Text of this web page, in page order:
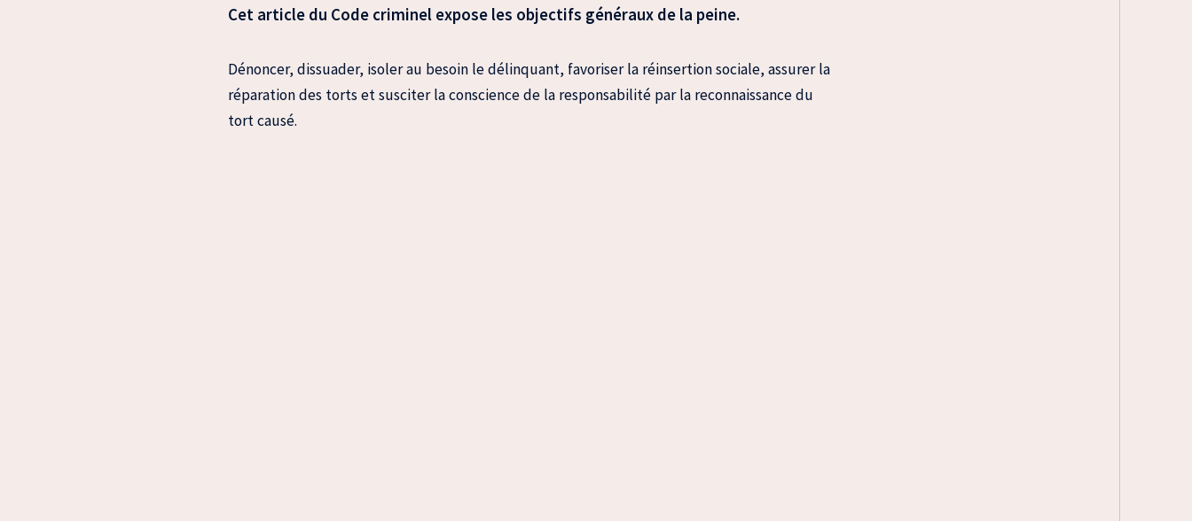
Cet article du Code criminel expose les objectifs généraux de la peine.
Dénoncer, dissuader, isoler au besoin le délinquant, favoriser la réinsertion sociale, assurer la
réparation des torts et susciter la conscience de la responsabilité par la reconnaissance du
tort causé.